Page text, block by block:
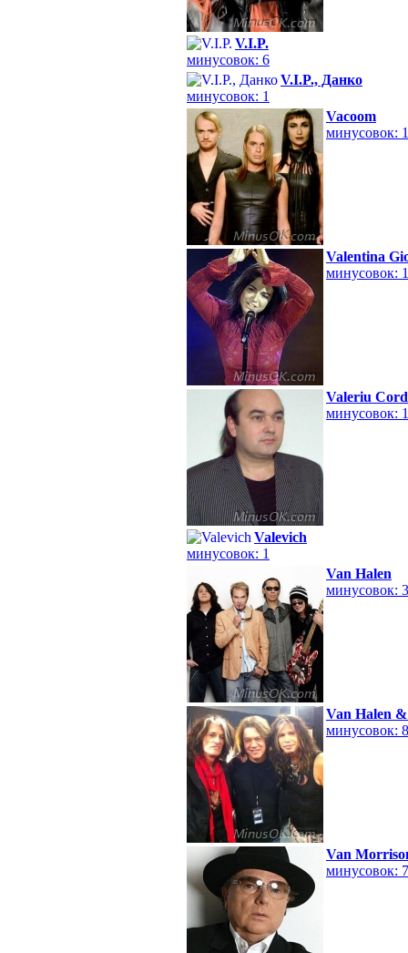
V.I.P.
минусовок: 6
V.I.P., Данко
минусовок: 1
Vacoom
минусовок: 1
Valentina
минусовок: 1
Valeriu
минусовок: 1
Valevich
минусовок: 1
Van Halen
минусовок:
Van Halen
минусовок: 8
Van
минусовок: 7